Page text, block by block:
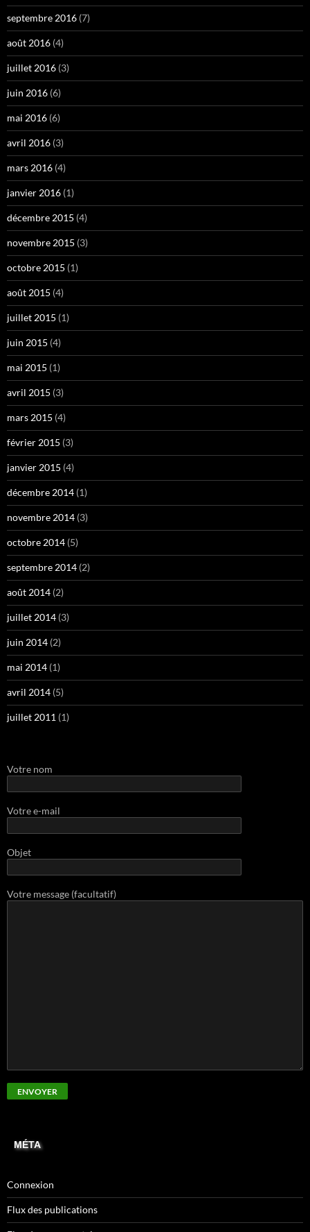
septembre 2016 (7)
août 2016 (4)
juillet 2016 (3)
juin 2016 (6)
mai 2016 (6)
avril 2016 (3)
mars 2016 (4)
janvier 2016 (1)
décembre 2015 (4)
novembre 2015 (3)
octobre 2015 (1)
août 2015 (4)
juillet 2015 (1)
juin 2015 (4)
mai 2015 (1)
avril 2015 (3)
mars 2015 (4)
février 2015 (3)
janvier 2015 (4)
décembre 2014 (1)
novembre 2014 (3)
octobre 2014 (5)
septembre 2014 (2)
août 2014 (2)
juillet 2014 (3)
juin 2014 (2)
mai 2014 (1)
avril 2014 (5)
juillet 2011 (1)
Votre nom
Votre e-mail
Objet
Votre message (facultatif)
MÉTA
Connexion
Flux des publications